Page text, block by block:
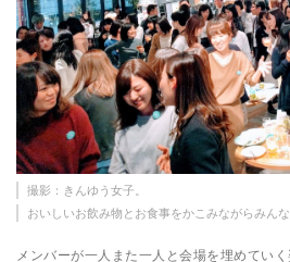
撮影：きんゆう女子。
おいしいお飲み物とお食事をかこみながらみん
メンバーが一人また一人と会場を埋めてい